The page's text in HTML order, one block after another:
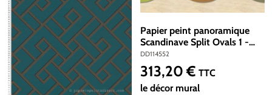
Papier peint panoramique
Scandinave Split Ovals 1 -
Référence DD114552 - Intissé
200g/m2 - Standard 400 x
270
DD114552
Prix régulier :
313,20 € TTC
le décor mural